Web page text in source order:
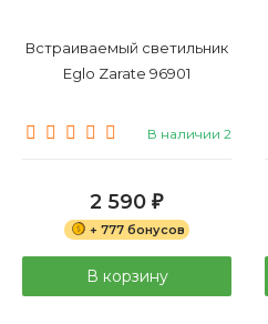
Встраиваемый светильник
Eglo Zarate 96901
В наличии 2
2 590 ₽
+ 777 бонусов
В корзину